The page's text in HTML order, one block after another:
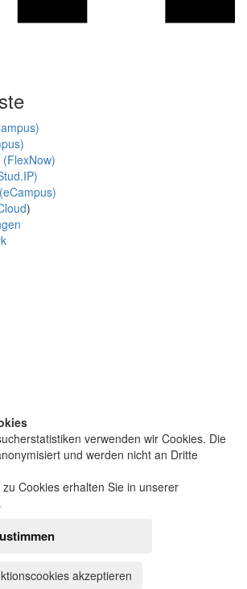
)
verwenden wir Cookies. Die
und werden nicht an Dritte
Cookies erhalten Sie in unserer
.
akzeptieren